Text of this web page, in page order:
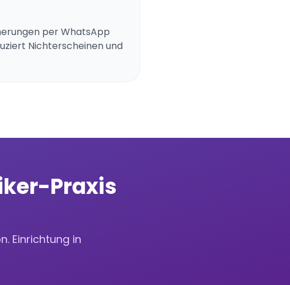
per WhatsApp
Nichterscheinen und
Praxis
Einrichtung in